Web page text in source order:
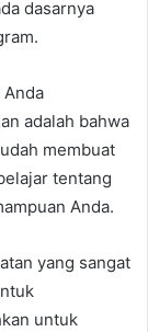
dasarnya
adalah bahwa
membuat
tentang
Anda.
yang sangat
untuk